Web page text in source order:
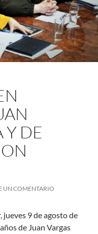
Y DE
UN COMENTARIO
9 de agosto de
de Juan Vargas